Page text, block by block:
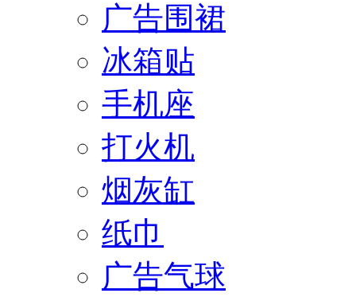
广告围裙
冰箱贴
手机座
打火机
烟灰缸
纸巾
广告气球